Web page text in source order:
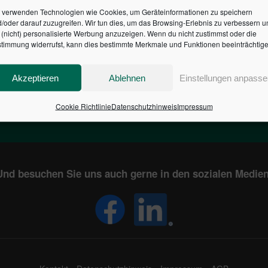
verwenden Technologien wie Cookies, um Geräteinformationen zu speichern
oder darauf zuzugreifen. Wir tun dies, um das Browsing-Erlebnis zu verbessern
personalisierte Werbung anzuzeigen. Wenn du nicht zustimmst oder die
widerrufst, kann dies bestimmte Merkmale und Funktionen
Akzeptieren Ablehnen Einstellungen
Cookie RichtlinieDatenschutzhinweisImpressum
DES BUNDES DER
€
IN DEUTSCHLAND
besuchen Sie uns auch gerne in den sozialen